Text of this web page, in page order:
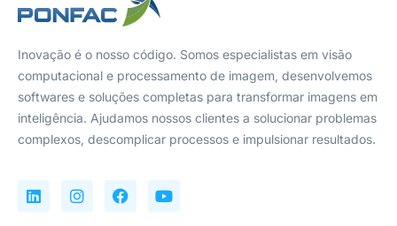
Inovação é o nosso código. Somos especialistas em visão
computacional e processamento de imagem, desenvolvemos
softwares e soluções completas para transformar imagens em
inteligência. Ajudamos nossos clientes a solucionar problemas
complexos, descomplicar processos e impulsionar resultados.